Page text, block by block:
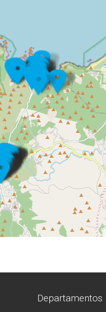
Departamentos